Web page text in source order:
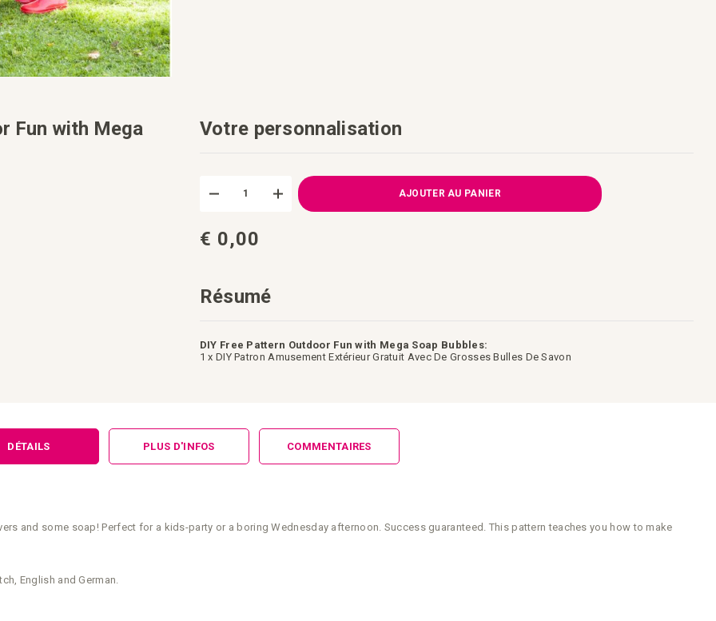
Fun with Mega
Votre personnalisation
Free
with
stock
AJOUTER AU PANIER
€ 0,00
Résumé
DIY Free Pattern Outdoor Fun with Mega Soap Bubbles:
1 x DIY Patron Amusement Extérieur Gratuit Avec De Grosses Bulles De Savon
DÉTAILS
and some soap! Perfect for a kids-party or a boring Wednesday afternoon. Success guaranteed. This pattern teaches you how to make
English and German.
PLUS D'INFOS COMMENTAIRES